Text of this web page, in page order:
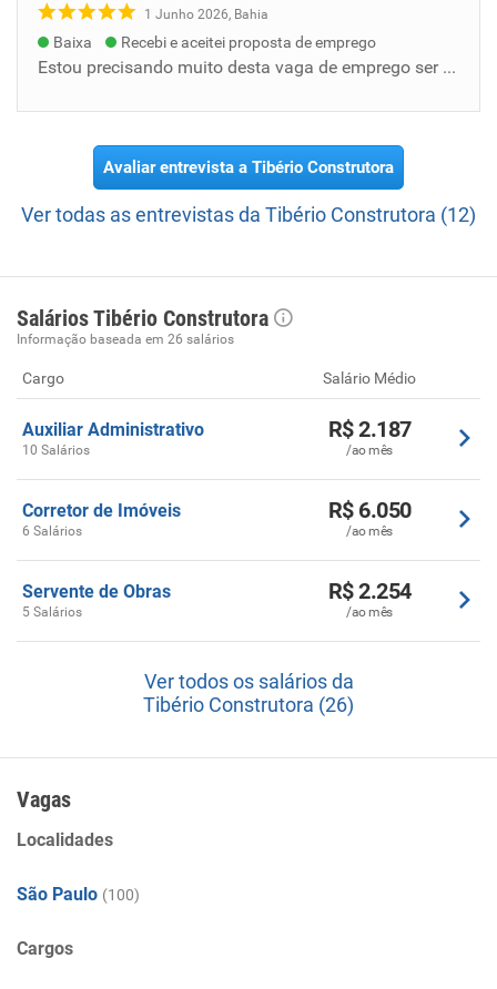
1 Junho 2026, Bahia
Baixa Recebi e aceitei proposta de emprego
Estou precisando muito desta vaga de emprego ser puder me dar uma oportunidade vou abraça pretendo ajudar mais no crescimento da empresa...
Avaliar entrevista a Tibério Construtora
Ver todas as entrevistas da Tibério Construtora (12)
Salários Tibério Construtora
Informação baseada em 26 salários
Cargo Salário Médio
Auxiliar Administrativo
10 Salários
R$ 2.187
/ao mês
Corretor de Imóveis
6 Salários
R$ 6.050
/ao mês
Servente de Obras
5 Salários
R$ 2.254
/ao mês
Ver todos os salários da
Tibério Construtora (26)
Vagas
Localidades
São Paulo (100)
Cargos